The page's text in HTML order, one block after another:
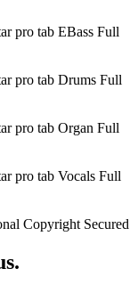
Copyright Secured